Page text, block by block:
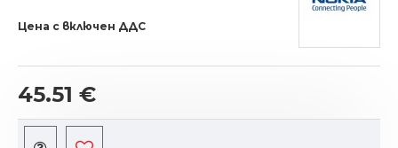
45.51 €
Цена с включен ДДС